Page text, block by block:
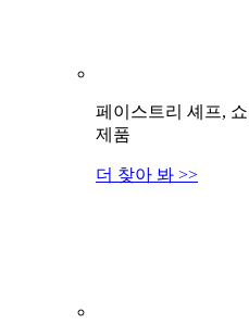
페이스트리 셰프,
제품
더 찾아 봐 >>